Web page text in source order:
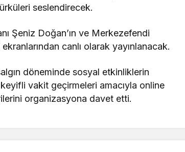
seslendirecek.
Şeniz Doğan’ın ve Merkezefendi
canlı olarak yayınlanacak.
döneminde sosyal etkinliklerin
keyifli vakit geçirmeleri amacıyla online
organizasyona davet etti.